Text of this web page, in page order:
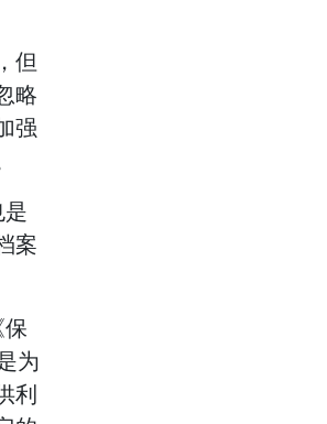
但
略
强
案
为
利